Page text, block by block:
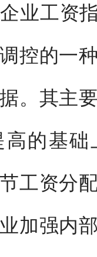
业工资
控的一
。其主
的基
工资分
加强内